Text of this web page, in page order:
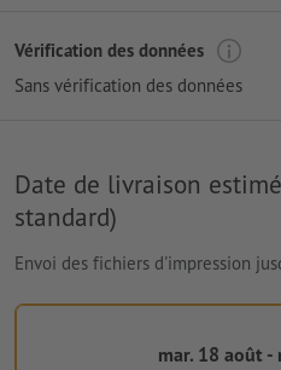
Vérification des données
Sans vérification des données
Date de livraison
standard)
Envoi des fichiers d'impression
mar. 18 août -